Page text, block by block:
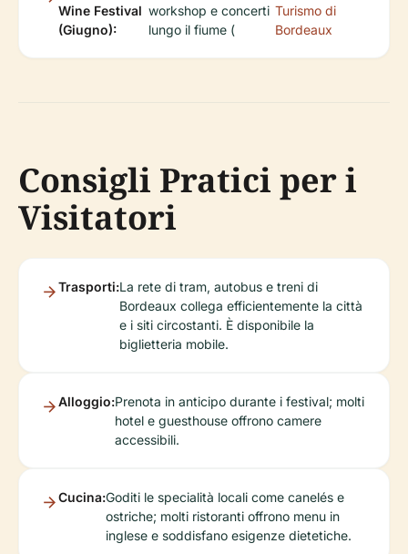
Wine Festival
(Giugno):
workshop e concerti
lungo il fiume (
Turismo di
Bordeaux
Consigli Pratici per i
Visitatori
Trasporti:La rete di tram, autobus e treni di
Bordeaux collega efficientemente la città
e i siti circostanti. È disponibile la
biglietteria mobile.
Alloggio:Prenota in anticipo durante i festival; molti
hotel e guesthouse offrono camere
accessibili.
Cucina:Goditi le specialità locali come canelés e
ostriche; molti ristoranti offrono menu in
inglese e soddisfano esigenze dietetiche.